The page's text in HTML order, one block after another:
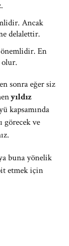
Ancak
delalettir.
En
sonra eğer siz
yıldız
kapsamında
görecek ve
buna yönelik
etmek için